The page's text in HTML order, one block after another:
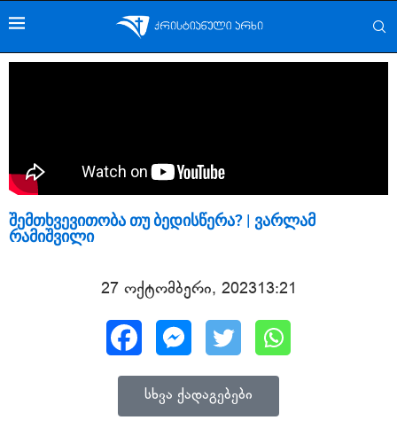
შემთხვევითობა თუ ბედისწერა? | ვარლამ
რამიშვილი
27 ოქტომბერი, 202313:21
სხვა ქადაგებები